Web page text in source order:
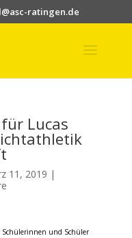
ratingen.de
Lucas
11, 2019 |
Schülerinnen und Schüler